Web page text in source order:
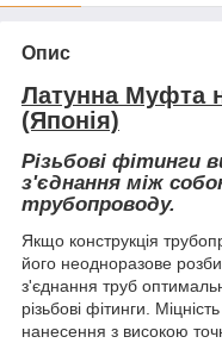
Опис
Латунна Муфта
(Японія)
Різьбові фітинги
з'єднання між
трубопроводу.
Якщо конструкція
його неодноразове
з'єднання труб
різьбові фітинги.
нанесення з високою